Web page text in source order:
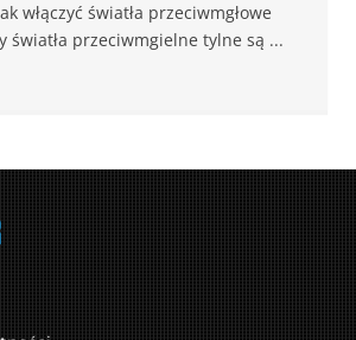
włączyć światła przeciwmgłowe
światła przeciwmgielne tylne są ...